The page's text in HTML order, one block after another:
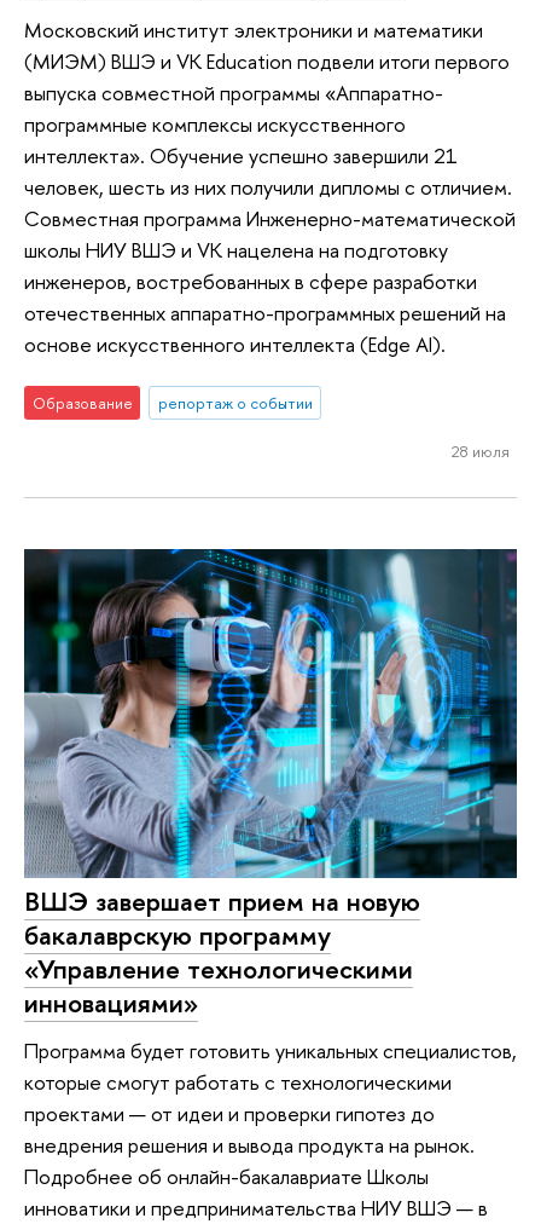
Московский институт электроники и математики
(МИЭМ) ВШЭ и VK Education подвели итоги первого
выпуска совместной программы «Аппаратно-
программные комплексы искусственного
интеллекта». Обучение успешно завершили 21
человек, шесть из них получили дипломы с отличием.
Совместная программа Инженерно-математической
школы НИУ ВШЭ и VK нацелена на подготовку
инженеров, востребованных в сфере разработки
отечественных аппаратно-программных решений на
основе искусственного интеллекта (Edge AI).
Образование репортаж о событии
28 июля
ВШЭ завершает прием на новую
бакалаврскую программу
«Управление технологическими
инновациями»
Программа будет готовить уникальных специалистов,
которые смогут работать с технологическими
проектами — от идеи и проверки гипотез до
внедрения решения и вывода продукта на рынок.
Подробнее об онлайн-бакалавриате Школы
инноватики и предпринимательства НИУ ВШЭ — в